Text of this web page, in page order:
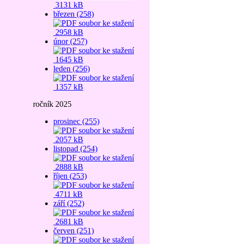
3131 kB
březen (258)
2958 kB
únor (257)
1645 kB
leden (256)
1357 kB
ročník 2025
prosinec (255)
2057 kB
listopad (254)
2888 kB
říjen (253)
4711 kB
září (252)
2681 kB
červen (251)